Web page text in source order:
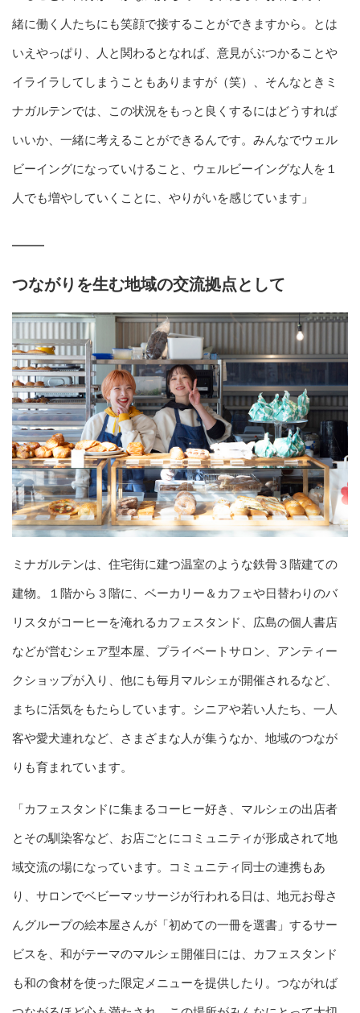
緒に働く人たちにも笑顔で接することができますから。とは
いえやっぱり、人と関わるとなれば、意見がぶつかることや
イライラしてしまうこともありますが（笑）、そんなときミ
ナガルテンでは、この状況をもっと良くするにはどうすれば
いいか、一緒に考えることができるんです。みんなでウェル
ビーイングになっていけること、ウェルビーイングな人を１
人でも増やしていくことに、やりがいを感じています」
つながりを生む地域の交流拠点として
ミナガルテンは、住宅街に建つ温室のような鉄骨３階建ての
建物。１階から３階に、ベーカリー＆カフェや日替わりのバ
リスタがコーヒーを淹れるカフェスタンド、広島の個人書店
などが営むシェア型本屋、プライベートサロン、アンティー
クショップが入り、他にも毎月マルシェが開催されるなど、
まちに活気をもたらしています。シニアや若い人たち、一人
客や愛犬連れなど、さまざまな人が集うなか、地域のつなが
りも育まれています。
「カフェスタンドに集まるコーヒー好き、マルシェの出店者
とその馴染客など、お店ごとにコミュニティが形成されて地
域交流の場になっています。コミュニティ同士の連携もあ
り、サロンでベビーマッサージが行われる日は、地元お母さ
んグループの絵本屋さんが「初めての一冊を選書」するサー
ビスを、和がテーマのマルシェ開催日には、カフェスタンド
も和の食材を使った限定メニューを提供したり。つながれば